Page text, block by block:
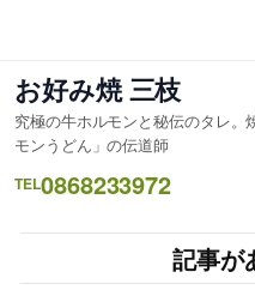
ス
キ
ッ
プ
お好み焼 三枝
究極の牛ホルモンと秘伝のタレ
モンうどん」の伝道師
TEL0868233972
記事が